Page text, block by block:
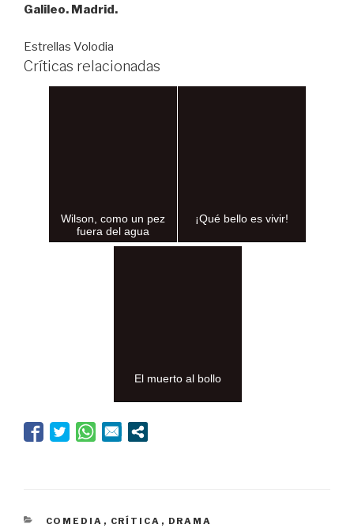
Galileo. Madrid.
Estrellas Volodia
Críticas relacionadas
Wilson, como un pez
fuera del agua
¡Qué bello es vivir!
El muerto al bollo
CATEGORÍAS
COMEDIA , CRÍTICA , DRAMA